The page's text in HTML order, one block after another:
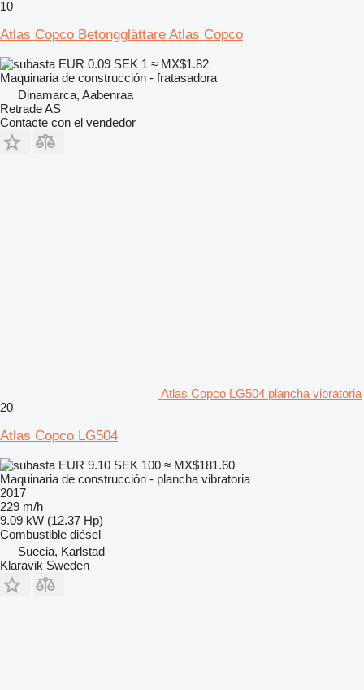
10
Atlas Copco Betongglättare Atlas Copco
EUR 0.09 SEK 1 ≈ MX$1.82
Maquinaria de construcción - fratasadora
Dinamarca, Aabenraa
Retrade AS
Contacte con el vendedor
Atlas Copco LG504 plancha vibratoria
20
Atlas Copco LG504
EUR 9.10 SEK 100 ≈ MX$181.60
Maquinaria de construcción - plancha vibratoria
2017
229 m/h
9.09 kW (12.37 Hp)
Combustible diésel
Suecia, Karlstad
Klaravik Sweden